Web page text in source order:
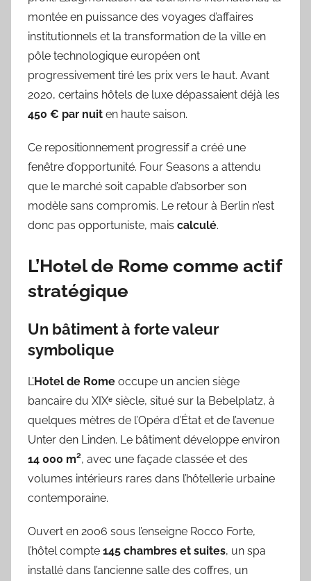
montée en puissance des voyages d’affaires
institutionnels et la transformation de la ville en
pôle technologique européen ont
progressivement tiré les prix vers le haut. Avant
2020, certains hôtels de luxe dépassaient déjà les
450 € par nuit en haute saison.
Ce repositionnement progressif a créé une
fenêtre d’opportunité. Four Seasons a attendu
que le marché soit capable d’absorber son
modèle sans compromis. Le retour à Berlin n’est
donc pas opportuniste, mais calculé.
L’Hotel de Rome comme actif
stratégique
Un bâtiment à forte valeur
symbolique
L’Hotel de Rome occupe un ancien siège
bancaire du XIXᵉ siècle, situé sur la Bebelplatz, à
quelques mètres de l’Opéra d’État et de l’avenue
Unter den Linden. Le bâtiment développe environ
14 000 m², avec une façade classée et des
volumes intérieurs rares dans l’hôtellerie urbaine
contemporaine.
Ouvert en 2006 sous l’enseigne Rocco Forte,
l’hôtel compte 145 chambres et suites, un spa
installé dans l’ancienne salle des coffres, un